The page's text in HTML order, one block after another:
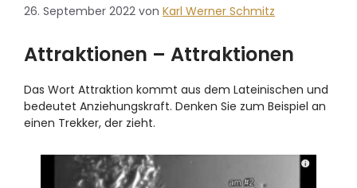
26. September 2022 von Karl Werner Schmitz
Attraktionen – Attraktionen
Das Wort Attraktion kommt aus dem Lateinischen und
bedeutet Anziehungskraft. Denken Sie zum Beispiel an
einen Trekker, der zieht.